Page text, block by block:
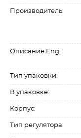
Производитель:
Описание Eng:
Тип упаковки:
В упаковке:
Корпус:
Тип регулятора: